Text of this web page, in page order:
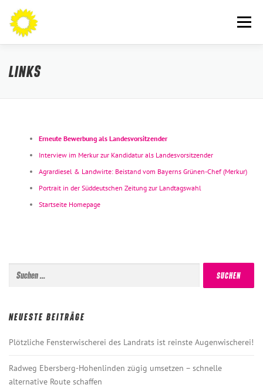
Inhalt
springen
Menü
AN DIE BÜRGERINNEN UND BÜRGER
LINKS
Erneute Bewerbung als Landesvorsitzender
Interview im Merkur zur Kandidatur als Landesvorsitzender
Agrardiesel & Landwirte: Beistand vom Bayerns Grünen-Chef (Merkur)
Portrait in der Süddeutschen Zeitung zur Landtagswahl
Startseite Homepage
nach:
NEUESTE BEITRÄGE
Plötzliche Fensterwischerei des Landrats ist reinste Augenwischerei!
Radweg Ebersberg-Hohenlinden zügig umsetzen – schnelle
alternative Route schaffen